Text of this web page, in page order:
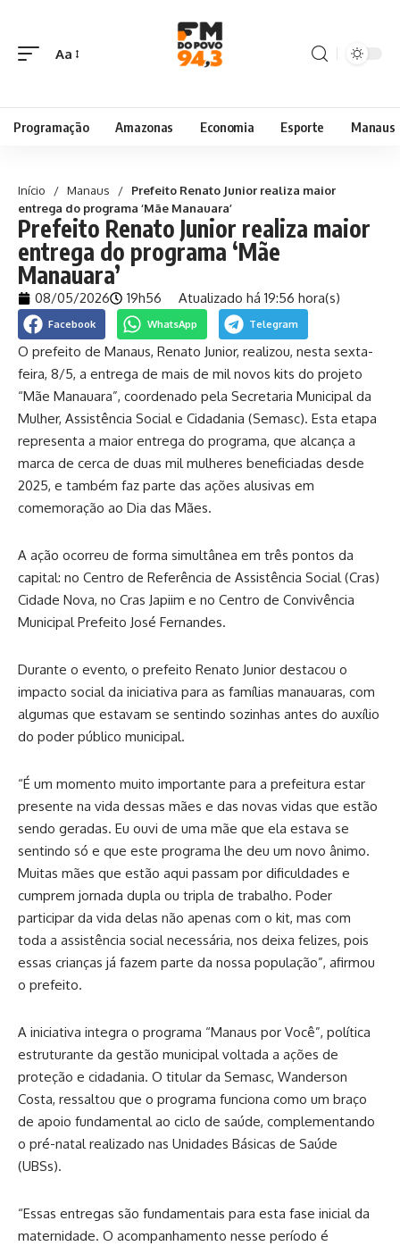
Aa
Programação Amazonas Economia Esporte Manaus
Início / Manaus /
Prefeito Renato Junior realiza maior
entrega do programa ‘Mãe Manauara’
Prefeito Renato Junior realiza maior
entrega do programa ‘Mãe
Manauara’
08/05/2026 19h56 Atualizado há 19:56 hora(s)
Facebook WhatsApp Telegram
O prefeito de Manaus, Renato Junior, realizou, nesta sexta-
feira, 8/5, a entrega de mais de mil novos kits do projeto
“Mãe Manauara”, coordenado pela Secretaria Municipal da
Mulher, Assistência Social e Cidadania (Semasc). Esta etapa
representa a maior entrega do programa, que alcança a
marca de cerca de duas mil mulheres beneficiadas desde
2025, e também faz parte das ações alusivas em
comemoração ao Dia das Mães.
A ação ocorreu de forma simultânea em três pontos da
capital: no Centro de Referência de Assistência Social (Cras)
Cidade Nova, no Cras Japiim e no Centro de Convivência
Municipal Prefeito José Fernandes.
Durante o evento, o prefeito Renato Junior destacou o
impacto social da iniciativa para as famílias manauaras, com
algumas que estavam se sentindo sozinhas antes do auxílio
do poder público municipal.
“É um momento muito importante para a prefeitura estar
presente na vida dessas mães e das novas vidas que estão
sendo geradas. Eu ouvi de uma mãe que ela estava se
sentindo só e que este programa lhe deu um novo ânimo.
Muitas mães que estão aqui passam por dificuldades e
cumprem jornada dupla ou tripla de trabalho. Poder
participar da vida delas não apenas com o kit, mas com
toda a assistência social necessária, nos deixa felizes, pois
essas crianças já fazem parte da nossa população”, afirmou
o prefeito.
A iniciativa integra o programa “Manaus por Você”, política
estruturante da gestão municipal voltada a ações de
proteção e cidadania. O titular da Semasc, Wanderson
Costa, ressaltou que o programa funciona como um braço
de apoio fundamental ao ciclo de saúde, complementando
o pré-natal realizado nas Unidades Básicas de Saúde
(UBSs).
“Essas entregas são fundamentais para esta fase inicial da
maternidade. O acompanhamento nesse período é